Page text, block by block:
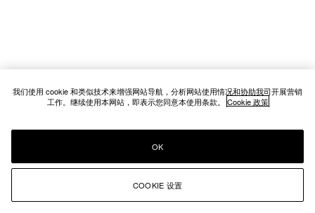
我们使用 cookie 和类似技术来增强网站导航，分析网站使用情况和协助我司开展营销
工作。继续使用本网站，即表示您同意本使用条款。 Cookie 政策
COOKIE 设置
OK